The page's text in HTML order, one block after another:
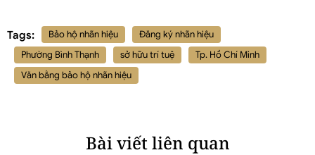
Tags: Bảo hộ nhãn hiệu
Đăng ký nhãn hiệu
Phường Bình Thạnh
sở hữu trí tuệ
Tp. Hồ Chí Minh
Văn bằng bảo hộ nhãn hiệu
Bài viết liên quan